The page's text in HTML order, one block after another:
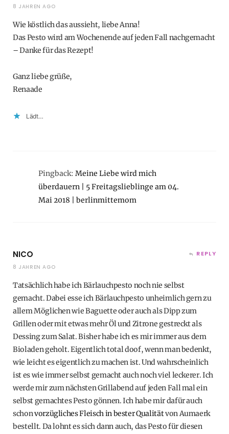
8 JAHREN AGO
Wie köstlich das aussieht, liebe Anna!
Das Pesto wird am Wochenende auf jeden Fall nachgemacht
– Danke für das Rezept!
Ganz liebe grüße,
Renaade
Lädt…
Pingback: Meine Liebe wird mich
überdauern | 5 Freitagslieblinge am 04.
Mai 2018 | berlinmittemom
NICO
8 JAHREN AGO
REPLY
Tatsächlich habe ich Bärlauchpesto noch nie selbst
gemacht. Dabei esse ich Bärlauchpesto unheimlich gern zu
allem Möglichen wie Baguette oder auch als Dipp zum
Grillen oder mit etwas mehr Öl und Zitrone gestreckt als
Dessing zum Salat. Bisher habe ich es mir immer aus dem
Bioladen geholt. Eigentlich total doof, wenn man bedenkt,
wie leicht es eigentlich zu machen ist. Und wahrscheinlich
ist es wie immer selbst gemacht auch noch viel leckerer. Ich
werde mir zum nächsten Grillabend auf jeden Fall mal ein
selbst gemachtes Pesto gönnen. Ich habe mir dafür auch
schonvorzügliches Fleisch in bester Qualitätvon Aumaerk
bestellt. Da lohnt es sich dann auch, das Pesto für diesen